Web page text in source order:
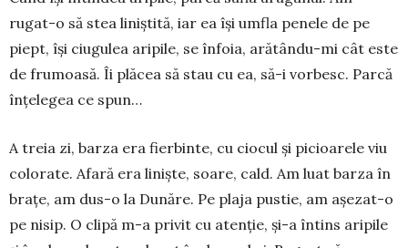
rugat-o să stea li­niș­tită, iar ea își umfla pe­nele de pe
piept, își ciu­gulea aripile, se înfoia, ară­tându-mi cât este
de fru­moa­să. Îi plăcea să stau cu ea, să-i vorbesc. Parcă
înțe­legea ce spun…
A treia zi, barza era fier­binte, cu ciocul și picioarele viu
colorate. Afară era liniște, soare, cald. Am luat barza în
brațe, am dus-o la Dunăre. Pe plaja pustie, am așezat-o
pe nisip. O clipă m-a privit cu atenție, și-a întins aripile